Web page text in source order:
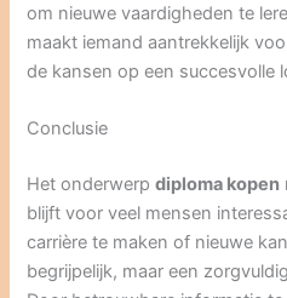
om nieuwe vaardigheden te
maakt iemand aantrekkelijk
de kansen op een succesvolle
Conclusie
Het onderwerpdiploma kopen
blijft voor veel mensen
carrière te maken of nieuwe
begrijpelijk, maar een